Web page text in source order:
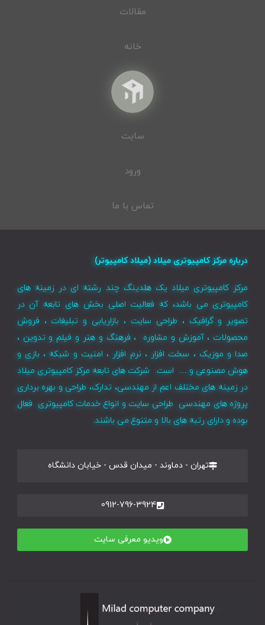
مقالات
خانه
سایت
ورود
تماس با ما
درباره مرکز کامپیوتری میلاد (میلاد کامپیوتر)
مرکز کامپیوتری میلاد یک هلدینگ چند رشته ای در زمینه های
کامپیوتری می باشد، که فعالیت اصلی بخش های تابعه آن در
تصویر و گرافیک ، طراحی سایت ، بازاریابی و تبلیغات ، فروش
محصولات ، آموزش و مشاوره ، فرهنگ و هنر و فیلم و تدوین ،
صدا و موزیک ، سخت افزار ، نرم افزار ، امنیت و شبکه ، بازی و
هوش مصنوعی و … است. شرکت های تابعه مرکز کامپیوتری میلاد
در زمینه های مختلف اعم از مهندسی، تدارک، طراحی و بهره برداری
پروژه های مهندسی طراحی سایت و انواع خدمات کامپیوتری فعال
بوده و دارای رتبه های بالا و متنوع می باشند.
تهران - دماوند - میدان قدس - خیابان دانشگاه
0912-796-3924
ویدیو معرفی سایت